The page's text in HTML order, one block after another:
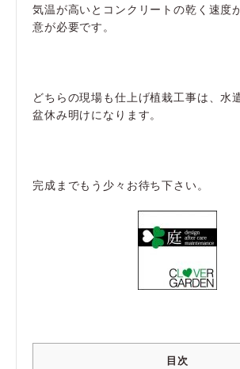
気温が高いとコンクリートの乾く速度
意が必要です。
どちらの現場も仕上げ植栽工事は、水
盆休み明けになります。
完成までもう少々お待ち下さい。
目次